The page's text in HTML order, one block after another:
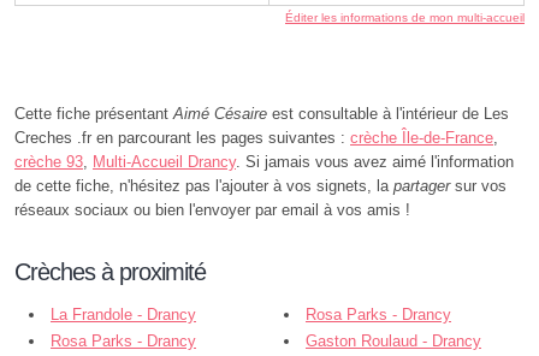
Éditer les informations de mon multi-accueil
Cette fiche présentantAimé Césaire est consultable à l'intérieur de Les
Creches .fr en parcourant les pages suivantes : crèche Île-de-France,
crèche 93, Multi-Accueil Drancy. Si jamais vous avez aimé l'information
de cette fiche, n'hésitez pas l'ajouter à vos signets, la partagersur vos
réseaux sociaux ou bien l'envoyer par email à vos amis !
Crèches à proximité
La Frandole - Drancy
Rosa Parks - Drancy
Rosa Parks - Drancy
Gaston Roulaud - Drancy